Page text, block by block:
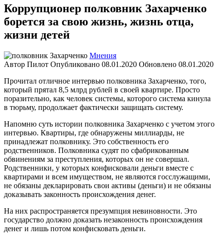
Коррупционер полковник Захарченко
борется за свою жизнь, жизнь отца,
жизни детей
Мнения
Автор Пилот Опубликовано 08.01.2020 Обновлено 08.01.2020
Прочитал отличное интервью полковника Захарченко, того,
который прятал 8,5 млрд рублей в своей квартире. Просто
поразительно, как человек системы, которого система кинула
в тюрьму, продолжает фактически защищать систему.
Напомню суть истории полковника Захарченко с учетом этого
интервью. Квартиры, где обнаружены миллиарды, не
принадлежат полковнику. Это собственность его
родственников. Полковника судят по сфабрикованным
обвинениям за преступления, которых он не совершал.
Родственники, у которых конфисковали деньги вместе с
квартирами и всем имуществом, не являются госслужащими,
не обязаны декларировать свои активы (деньги) и не обязаны
доказывать законность происхождения денег.
На них распространяется презумпция невиновности. Это
государство должно доказать незаконность происхождения
денег и лишь потом конфисковать деньги.